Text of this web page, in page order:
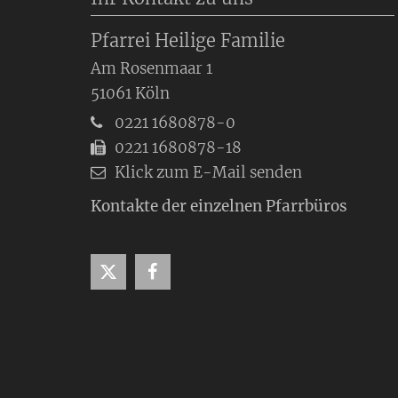
Pfarrei Heilige Familie
Am Rosenmaar 1
51061 Köln
0221 1680878-0
0221 1680878-18
Klick zum E-Mail senden
Kontakte der einzelnen Pfarrbüros